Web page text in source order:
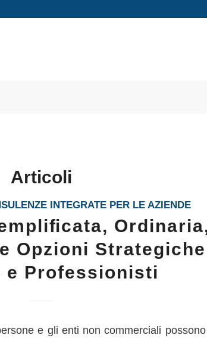
Articoli
INTEGRATE PER LE AZIENDE
Opzioni
e Professionisti
e gli enti non commerciali